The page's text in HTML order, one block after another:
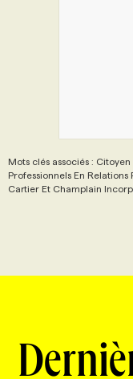
Mots clés associés :
Professionnels En Relations
Cartier Et Champlain